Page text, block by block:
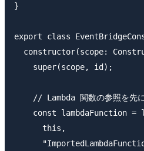
}
export class
constructor(scope:
    super(scope, id);
// Lambda 関数の参照を先
const lambdaFunction =
      this,